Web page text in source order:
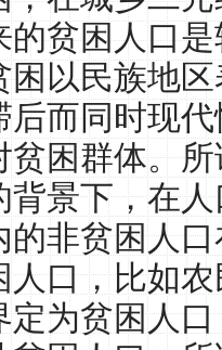
的贫困人口
困以民族地
后而同时现
贫困群体。
背景下，在
的非贫困人
人口，比如
定为贫困人